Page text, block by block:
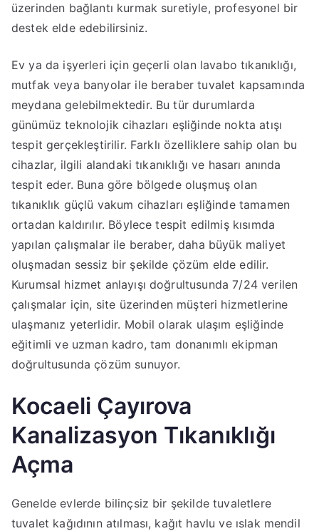
üzerinden bağlantı kurmak suretiyle, profesyonel bir
destek elde edebilirsiniz.
Ev ya da işyerleri için geçerli olan lavabo tıkanıklığı,
mutfak veya banyolar ile beraber tuvalet kapsamında
meydana gelebilmektedir. Bu tür durumlarda
günümüz teknolojik cihazları eşliğinde nokta atışı
tespit gerçekleştirilir. Farklı özelliklere sahip olan bu
cihazlar, ilgili alandaki tıkanıklığı ve hasarı anında
tespit eder. Buna göre bölgede oluşmuş olan
tıkanıklık güçlü vakum cihazları eşliğinde tamamen
ortadan kaldırılır. Böylece tespit edilmiş kısımda
yapılan çalışmalar ile beraber, daha büyük maliyet
oluşmadan sessiz bir şekilde çözüm elde edilir.
Kurumsal hizmet anlayışı doğrultusunda 7/24 verilen
çalışmalar için, site üzerinden müşteri hizmetlerine
ulaşmanız yeterlidir. Mobil olarak ulaşım eşliğinde
eğitimli ve uzman kadro, tam donanımlı ekipman
doğrultusunda çözüm sunuyor.
Kocaeli Çayırova
Kanalizasyon Tıkanıklığı
Açma
Genelde evlerde bilinçsiz bir şekilde tuvaletlere
tuvalet kağıdının atılması, kağıt havlu ve ıslak mendil